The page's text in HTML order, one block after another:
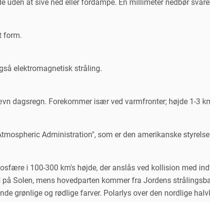
at sive ned eller fordampe. Én millimeter nedbør
form.
elektromagnetisk stråling.
dagsregn. Forekommer især ved varmfronter; højde 1-3
Administration", som er den amerikanske
i 100-300 km's højde, der anslås ved kollision med
Solen, mens hovedparten kommer fra Jordens
grønlige og rødlige farver. Polarlys over den nordlige